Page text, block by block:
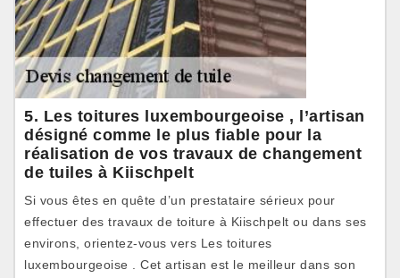
5. Les toitures luxembourgeoise , l’artisan
désigné comme le plus fiable pour la
réalisation de vos travaux de changement
de tuiles à Kiischpelt
Si vous êtes en quête d’un prestataire sérieux pour
effectuer des travaux de toiture à Kiischpelt ou dans ses
environs, orientez-vous vers Les toitures
luxembourgeoise . Cet artisan est le meilleur dans son